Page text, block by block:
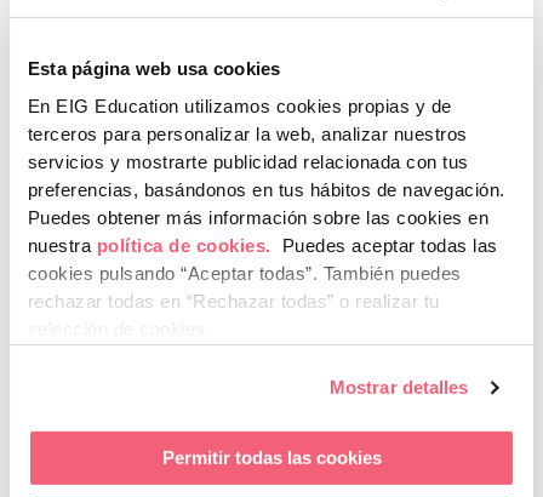
Esta página web usa cookies
En EIG Education utilizamos cookies propias y de
terceros para personalizar la web, analizar nuestros
servicios y mostrarte publicidad relacionada con tus
preferencias, basándonos en tus hábitos de navegación.
Puedes obtener más información sobre las cookies en
nuestra política de cookies.
Puedes aceptar todas las
cookies pulsando “Aceptar todas”. También puedes
rechazar todas en “Rechazar todas” o realizar tu
Mostrar detalles
Permitir todas las cookies
29 de mayo de 2026
Feria de Empleo My Way 2026 con más de 300 participantes y más
de 30 empresas | Campus Granada
Leer más »
29 de mayo de 2026